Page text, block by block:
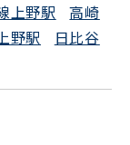
上野駅
高崎
野駅
日比谷